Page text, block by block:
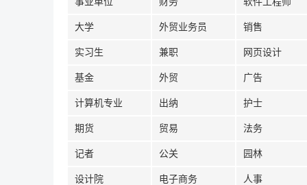
大学 外贸业务员 销售
实习生 兼职 网页设计
基金 外贸 广告
计算机专业 出纳 护士
期货 贸易 法务
记者 公关 园林
设计院 电子商务 人事